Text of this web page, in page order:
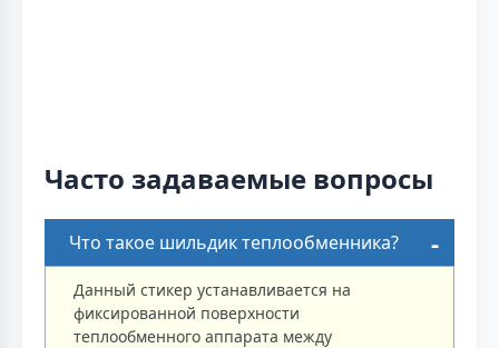
Часто задаваемые вопросы
Что такое шильдик теплообменника?
Данный стикер устанавливается на
фиксированной поверхности
теплообменного аппарата между